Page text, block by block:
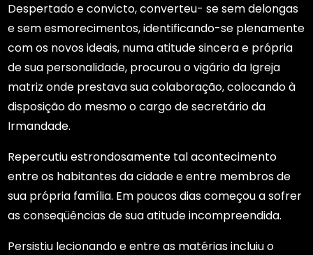
Despertado e convicto, converteu- se sem delongas
e sem esmorecimentos, identificando-se plenamente
com os novos ideais, numa atitude sincera e própria
de sua personalidade, procurou o vigário da Igreja
matriz onde prestava sua colaboração, colocando à
disposição do mesmo o cargo de secretário da
Irmandade.
Repercutiu estrondosamente tal acontecimento
entre os habitantes da cidade e entre membros de
sua própria família. Em poucos dias começou a sofrer
as conseqüências de sua atitude incompreendida.
Persistiu lecionando e entre as matérias incluiu o